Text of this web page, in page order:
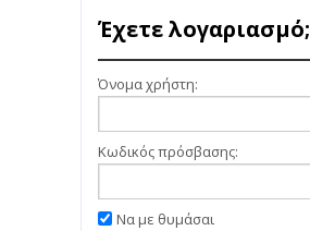
Έχετε λογαριασμό;
Όνομα χρήστη:
Κωδικός πρόσβασης:
Να με θυμάσαι